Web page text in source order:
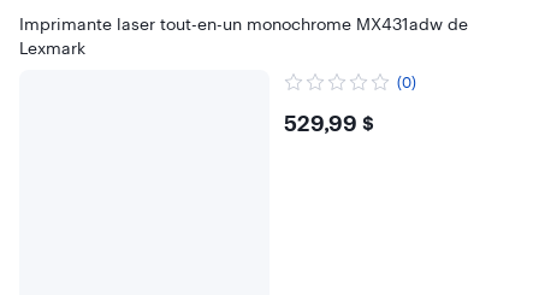
Imprimante laser tout-en-un monochrome MX431adw de
Lexmark
(0)
$529.99
529,99 $